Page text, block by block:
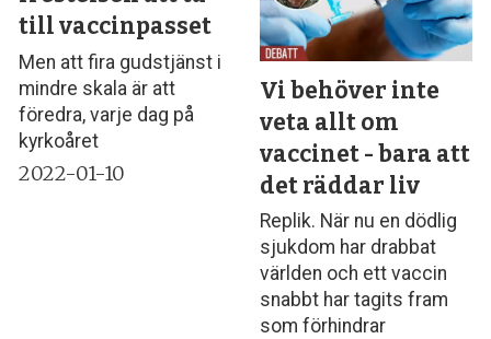
till vaccinpasset
Men att fira gudstjänst i
mindre skala är att
föredra, varje dag på
kyrkoåret
2022-01-10
Vi behöver inte
veta allt om
vaccinet - bara att
det räddar liv
Replik. När nu en dödlig
sjukdom har drabbat
världen och ett vaccin
snabbt har tagits fram
som förhindrar